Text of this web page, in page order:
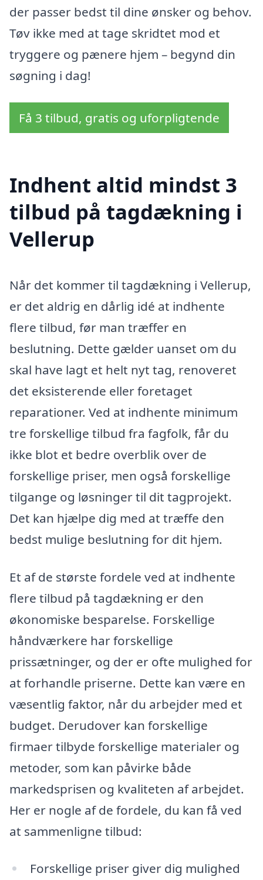
der passer bedst til dine ønsker og behov.
Tøv ikke med at tage skridtet mod et
tryggere og pænere hjem – begynd din
søgning i dag!
Få 3 tilbud, gratis og uforpligtende
Indhent altid mindst 3
tilbud på tagdækning i
Vellerup
Når det kommer til tagdækning i Vellerup,
er det aldrig en dårlig idé at indhente
flere tilbud, før man træffer en
beslutning. Dette gælder uanset om du
skal have lagt et helt nyt tag, renoveret
det eksisterende eller foretaget
reparationer. Ved at indhente minimum
tre forskellige tilbud fra fagfolk, får du
ikke blot et bedre overblik over de
forskellige priser, men også forskellige
tilgange og løsninger til dit tagprojekt.
Det kan hjælpe dig med at træffe den
bedst mulige beslutning for dit hjem.
Et af de største fordele ved at indhente
flere tilbud på tagdækning er den
økonomiske besparelse. Forskellige
håndværkere har forskellige
prissætninger, og der er ofte mulighed for
at forhandle priserne. Dette kan være en
væsentlig faktor, når du arbejder med et
budget. Derudover kan forskellige
firmaer tilbyde forskellige materialer og
metoder, som kan påvirke både
markedsprisen og kvaliteten af arbejdet.
Her er nogle af de fordele, du kan få ved
at sammenligne tilbud:
Forskellige priser giver dig mulighed